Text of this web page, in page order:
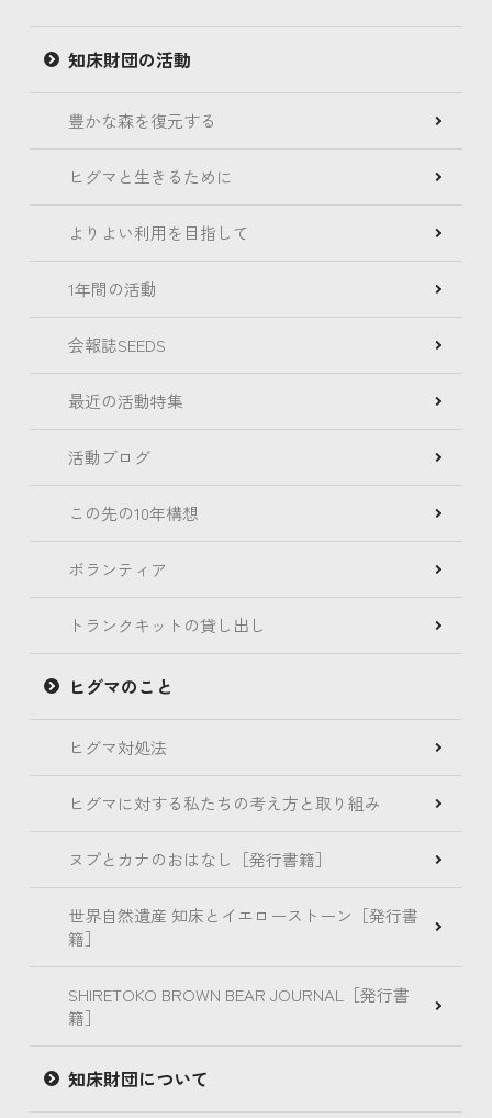
知床財団の活動
豊かな森を復元する
ヒグマと生きるために
よりよい利用を目指して
1年間の活動
会報誌SEEDS
最近の活動特集
活動ブログ
この先の10年構想
ボランティア
トランクキットの貸し出し
ヒグマのこと
ヒグマ対処法
ヒグマに対する私たちの考え方と取り組み
ヌプとカナのおはなし［発行書籍］
世界自然遺産 知床とイエローストーン［発行書
籍］
SHIRETOKO BROWN BEAR JOURNAL［発行書
籍］
知床財団について